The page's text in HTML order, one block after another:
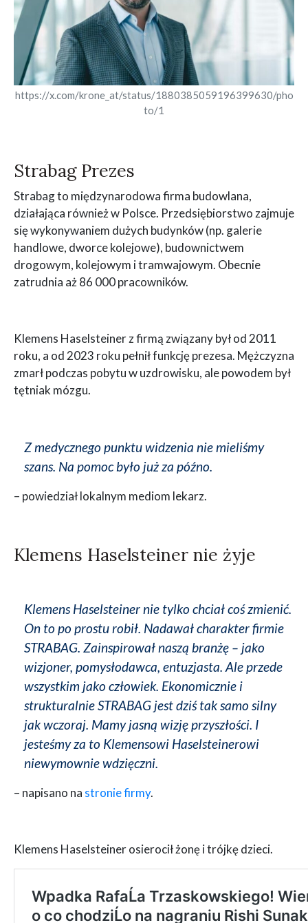
https://x.com/krone_at/status/1880385059196399630/pho
to/1
Strabag Prezes
Strabag to międzynarodowa firma budowlana,
działająca również w Polsce. Przedsiębiorstwo zajmuje
się wykonywaniem dużych budynków (np. galerie
handlowe, dworce kolejowe), budownictwem
drogowym, kolejowym i tramwajowym. Obecnie
zatrudnia aż 86 000 pracowników.
Klemens Haselsteiner z firmą związany był od 2011
roku, a od 2023 roku pełnił funkcję prezesa. Mężczyzna
zmarł podczas pobytu w uzdrowisku, ale powodem był
tętniak mózgu.
Z medycznego punktu widzenia nie mieliśmy
szans. Na pomoc było już za późno.
– powiedział lokalnym mediom lekarz.
Klemens Haselsteiner nie żyje
Klemens Haselsteiner nie tylko chciał coś zmienić.
On to po prostu robił. Nadawał charakter firmie
STRABAG. Zainspirował naszą branżę – jako
wizjoner, pomysłodawca, entuzjasta. Ale przede
wszystkim jako człowiek. Ekonomicznie i
strukturalnie STRABAG jest dziś tak samo silny
jak wczoraj. Mamy jasną wizję przyszłości. I
jesteśmy za to Klemensowi Haselsteinerowi
niewymownie wdzięczni.
– napisano na stronie firmy.
Klemens Haselsteiner osierocił żonę i trójkę dzieci.